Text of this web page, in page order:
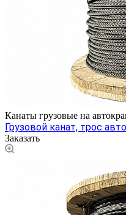
Канаты грузовые на
Грузовой канат, трос
Заказать